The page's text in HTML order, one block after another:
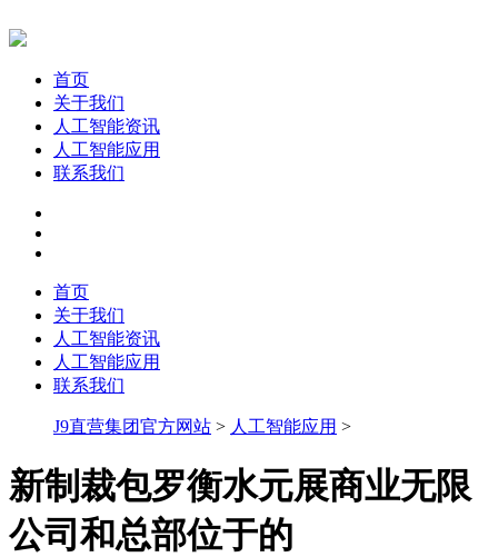
首页
关于我们
人工智能资讯
人工智能应用
联系我们
首页
关于我们
人工智能资讯
人工智能应用
联系我们
J9直营集团官方网站 > 人工智能应用 >
新制裁包罗衡水元展商业无限
公司和总部位于的